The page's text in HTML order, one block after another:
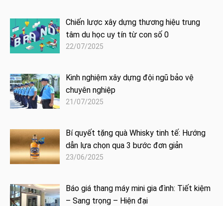
Chiến lược xây dựng thương hiệu trung
tâm du học uy tín từ con số 0
22/07/2025
Kinh nghiệm xây dựng đội ngũ bảo vệ
chuyên nghiệp
21/07/2025
Bí quyết tặng quà Whisky tinh tế: Hướng
dẫn lựa chọn qua 3 bước đơn giản
23/06/2025
Báo giá thang máy mini gia đình: Tiết kiệm
– Sang trọng – Hiện đại